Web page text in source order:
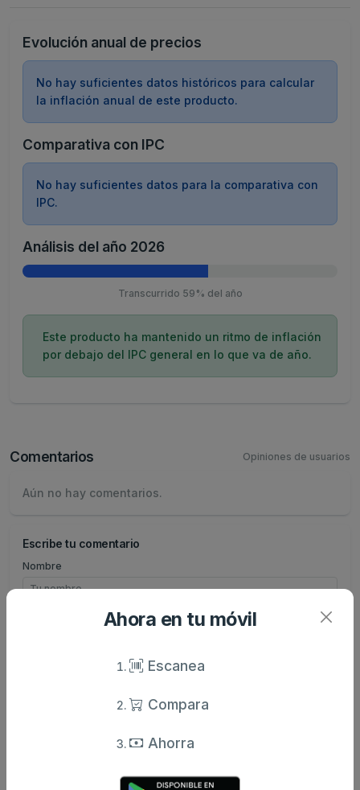
Evolución anual de precios
No hay suficientes datos históricos para calcular
la inflación anual de este producto.
Comparativa con IPC
No hay suficientes datos para la comparativa con
IPC.
Análisis del año 2026
Transcurrido 59% del año
Este producto ha mantenido un ritmo de inflación
por debajo del IPC general en lo que va de año.
Comentarios Opiniones de usuarios
Aún no hay comentarios.
Escribe tu comentario
Nombre
Ahora en tu móvil
Escanea
Compara
Ahorra